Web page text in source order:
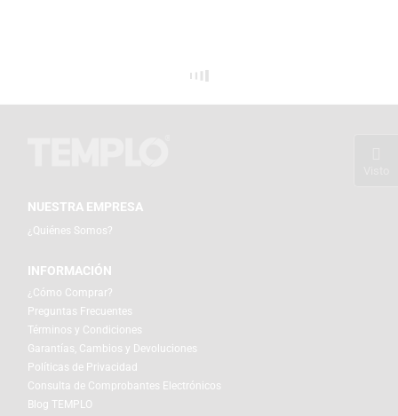
NUESTRA EMPRESA
¿Quiénes Somos?
INFORMACIÓN
¿Cómo Comprar?
Preguntas Frecuentes
Términos y Condiciones
Garantías, Cambios y Devoluciones
Políticas de Privacidad
Consulta de Comprobantes Electrónicos
Blog TEMPLO